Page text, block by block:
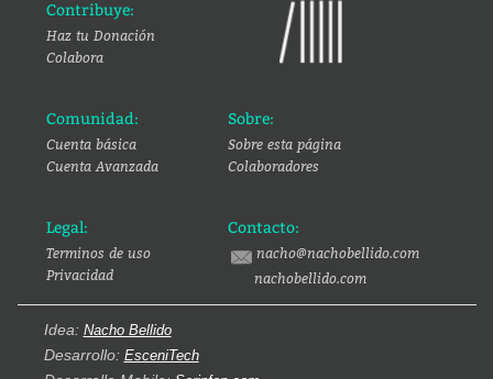
Contribuye:
Haz tu Donación
Colabora
Comunidad:
Cuenta básica
Cuenta Avanzada
Sobre:
Sobre esta página
Colaboradores
Legal:
Terminos de uso
Privacidad
Contacto:
nacho@nachobellido.com
nachobellido.com
Idea: Nacho Bellido
Desarrollo: EsceniTech